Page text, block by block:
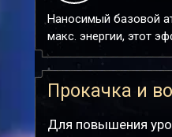
Наносимый базовой
макс. энергии, этот
Прокачка и
Для повышения